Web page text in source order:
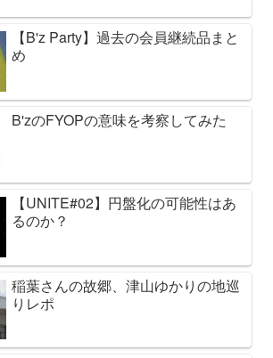
【B'z Party】過去の会員継続品まと
め
B'zのFYOPの意味を考察してみた
【UNITE#02】円盤化の可能性はあ
るのか？
稲葉さんの故郷、津山ゆかりの地巡
りレポ